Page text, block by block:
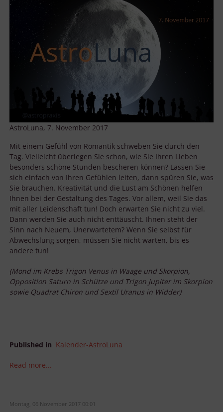
AstroLuna, 7. November 2017
Mit einem Gefühl von Romantik schweben Sie durch den
Tag. Vielleicht überlegen Sie schon, wie Sie Ihren Lieben
besonders schöne Stunden bescheren können? Lassen Sie
sich einfach von Ihren Gefühlen leiten, dann spüren Sie, was
Sie brauchen. Kreativität und die Lust am Schönen helfen
Ihnen bei der Gestaltung des Tages. Vor allem, weil Sie das
mit aller Leidenschaft tun! Doch erwarten Sie nicht zu viel.
Dann werden Sie auch nicht enttäuscht. Ihnen steht der
Sinn nach Neuem, Unerwartetem? Wenn Sie selbst für
Abwechslung sorgen, müssen Sie nicht warten, bis es
andere tun!
(Mond im Krebs Trigon Venus in Waage und Skorpion,
Opposition Saturn in Schütze und Trigon Jupiter im Skorpion
sowie Quadrat Chiron und Sextil Uranus in Widder)
Published in Kalender-AstroLuna
Read more...
Montag, 06 November 2017 00:01